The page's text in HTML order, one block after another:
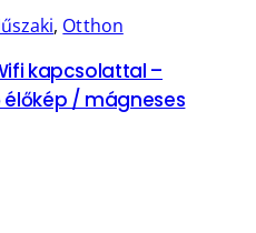
, Otthon
kapcsolattal –
/ mágneses